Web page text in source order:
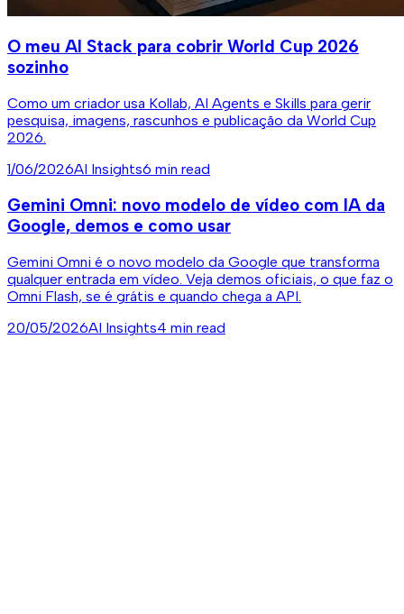
O meu AI Stack para cobrir World Cup 2026
sozinho
Como um criador usa Kollab, AI Agents e Skills para gerir
pesquisa, imagens, rascunhos e publicação da World Cup
2026.
1/06/2026AI Insights6 min read
Gemini Omni: novo modelo de vídeo com IA da
Google, demos e como usar
Gemini Omni é o novo modelo da Google que transforma
qualquer entrada em vídeo. Veja demos oficiais, o que faz o
Omni Flash, se é grátis e quando chega a API.
20/05/2026AI Insights4 min read